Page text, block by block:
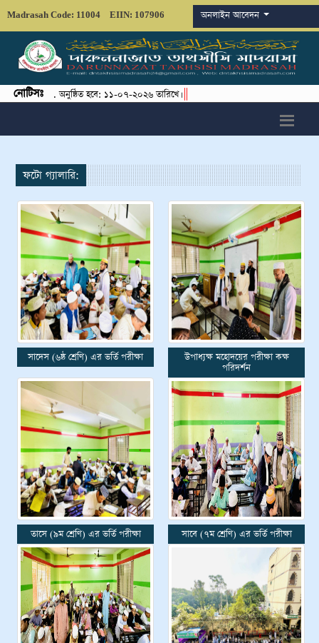
Madrasah Code: 11004 EIIN: 107906 অনলাইন আবেদন
নোটিসঃ
২০২৬খ্রি. অনুষ্ঠিত হবে: ১১-০৭-২০২৬ তারিখে।||
ফটো গ্যালারি:
সাদেস (৬ষ্ঠ শ্রেণি) এর ভর্তি পরীক্ষা
উপাধ্যক্ষ মহোদয়ের পরীক্ষা কক্ষ
পরিদর্শন
তাসে (৯ম শ্রেণি) এর ভর্তি পরীক্ষা সাবে (৭ম শ্রেণি) এর ভর্তি পরীক্ষা